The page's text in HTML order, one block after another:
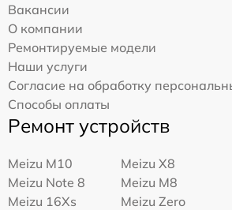
Вакансии
О компании
Ремонтируемые модели
Наши услуги
Согласие на обработку
Способы оплаты
Ремонт устройств
Meizu M10
Meizu X8
Meizu Note 8
Meizu M8
Meizu 16Xs
Meizu Zero